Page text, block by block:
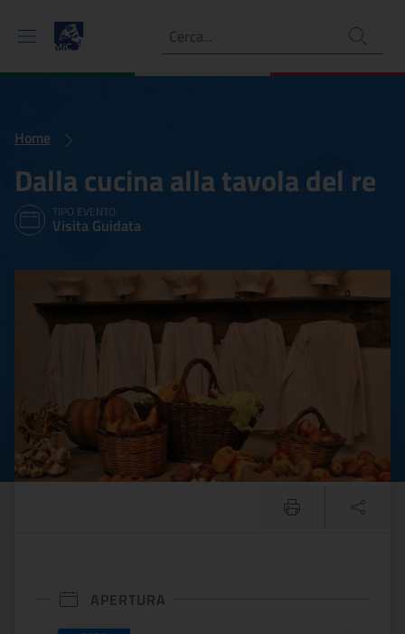
Ricerca
Home
Dalla cucina alla tavola del re
TIPO EVENTO:
Visita Guidata
Dalla cucina alla tavola
APERTURA